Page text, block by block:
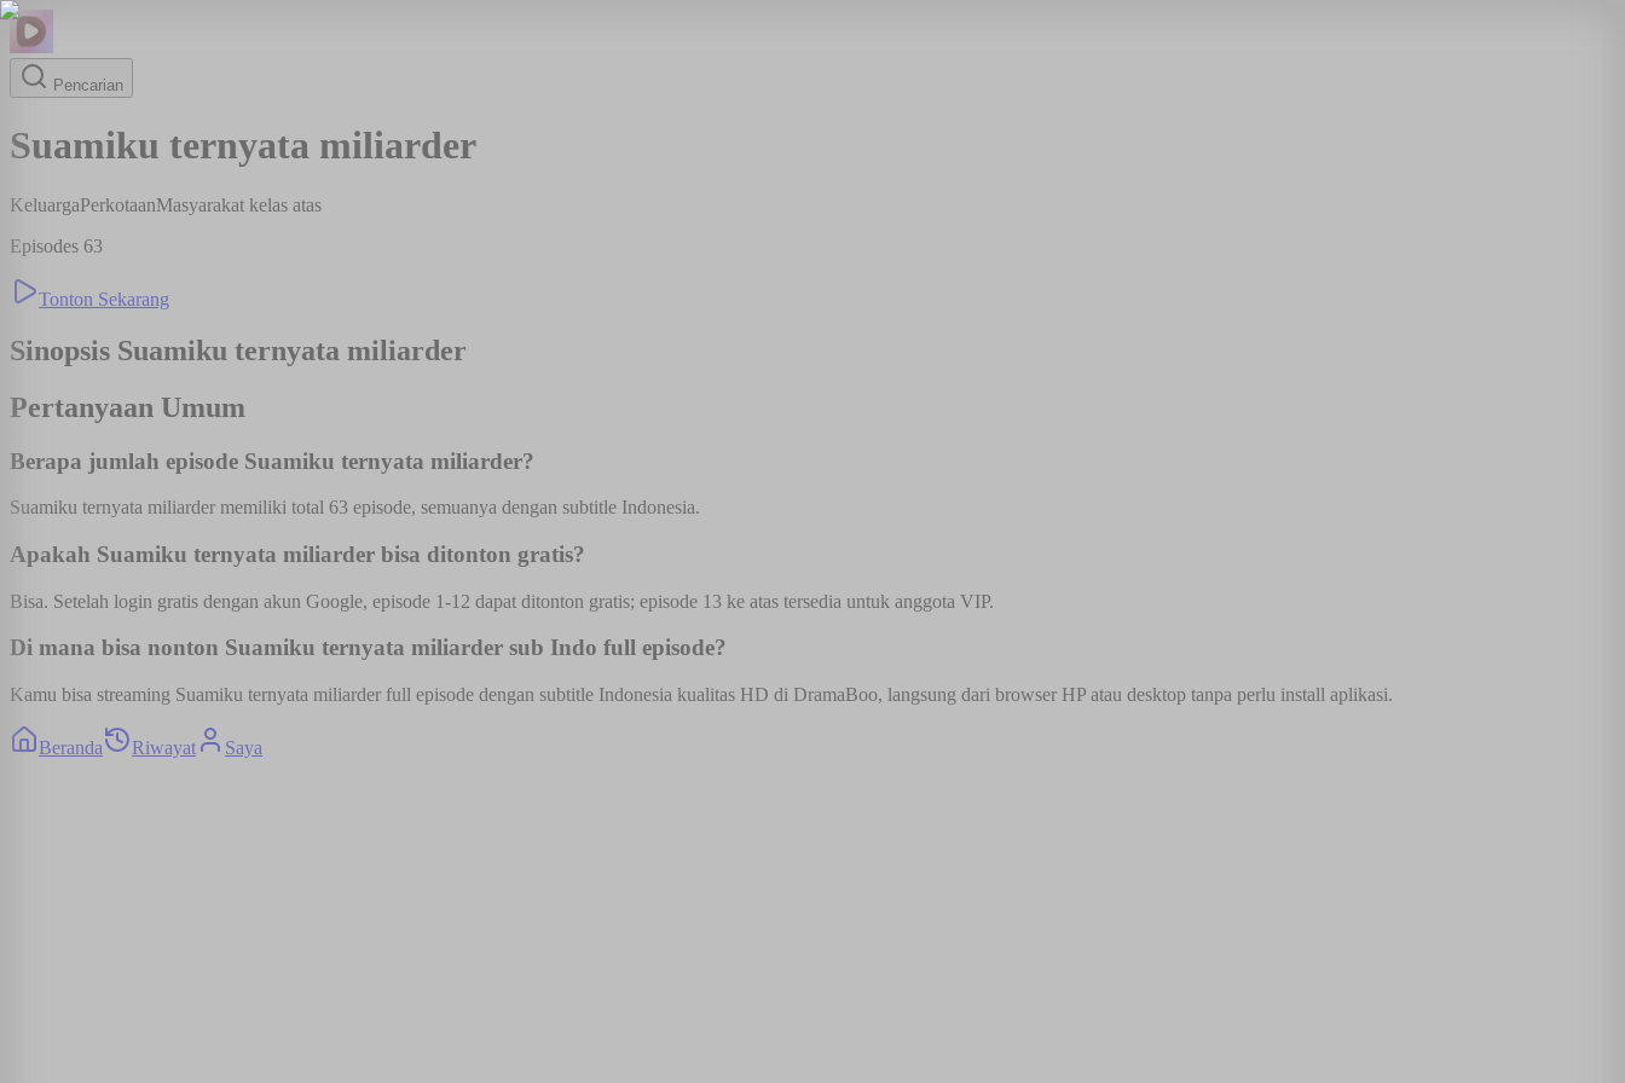
Pencarian
Suamiku ternyata miliarder
KeluargaPerkotaanMasyarakat kelas atas
Episodes 63
Tonton Sekarang
Sinopsis Suamiku ternyata miliarder
Pertanyaan Umum
Berapa jumlah episode Suamiku ternyata miliarder?
Suamiku ternyata miliarder memiliki total 63 episode, semuanya dengan subtitle Indonesia.
Apakah Suamiku ternyata miliarder bisa ditonton gratis?
Bisa. Setelah login gratis dengan akun Google, episode 1-12 dapat ditonton gratis; episode 13 ke atas tersedia untuk anggota VIP.
Di mana bisa nonton Suamiku ternyata miliarder sub Indo full episode?
Kamu bisa streaming Suamiku ternyata miliarder full episode dengan subtitle Indonesia kualitas HD di DramaBoo, langsung dari browser HP atau desktop tanpa perlu install aplikasi.
Beranda Riwayat Saya